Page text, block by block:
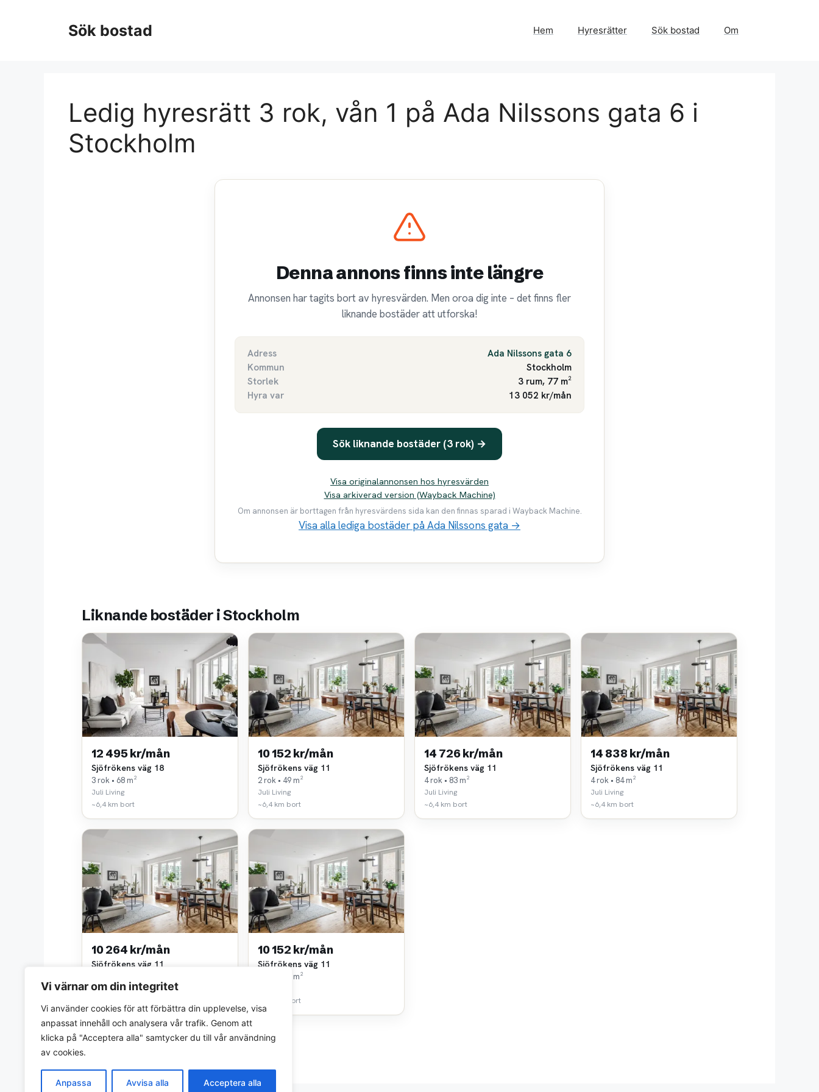
Vi värnar om din integritet
Vi använder cookies för att förbättra din upplevelse, visa
anpassat innehåll och analysera vår trafik. Genom att
klicka på "Acceptera alla" samtycker du till vår användning
av cookies.
Anpassa Avvisa alla Acceptera alla
Sök bostad Hem Hyresrätter Sök bostad Om
Ledig hyresrätt 3 rok, vån 1 på Ada Nilssons gata 6 i
Stockholm
Denna annons finns inte längre
Annonsen har tagits bort av hyresvärden. Men oroa dig inte – det finns fler
liknande bostäder att utforska!
Adress
Ada Nilssons gata 6
Kommun
Stockholm
Storlek
3 rum, 77 m²
Hyra var
13 052 kr/mån
Sök liknande bostäder (3 rok) →
Visa originalannonsen hos hyresvärden
Visa arkiverad version (Wayback Machine)
Om annonsen är borttagen från hyresvärdens sida kan den finnas sparad i Wayback Machine.
Visa alla lediga bostäder på Ada Nilssons gata →
Liknande bostäder i Stockholm
12 495 kr/mån
Sjöfrökens väg 18
3 rok • 68 m²
Juli Living
~6,4 km bort
10 152 kr/mån
Sjöfrökens väg 11
2 rok • 49 m²
Juli Living
~6,4 km bort
14 726 kr/mån
Sjöfrökens väg 11
4 rok • 83 m²
Juli Living
~6,4 km bort
14 838 kr/mån
Sjöfrökens väg 11
4 rok • 84 m²
Juli Living
~6,4 km bort
10 264 kr/mån
Sjöfrökens väg 11
Juli Living
10 152 kr/mån
Sjöfrökens väg 11
2 rok • 49 m²
~6,4 km bort